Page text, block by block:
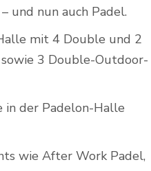
und nun auch Padel.
mit 4 Double und 2
3 Double-Outdoor-
in der Padelon-Halle
wie After Work Padel,